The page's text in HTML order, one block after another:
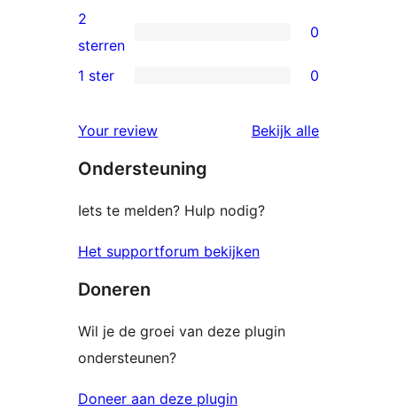
beoordelingen
3
sterren
beoordelingen
0
2
beoordelingen
2
sterren
0
sterren
beoordelingen
1 ster 0
Your review Bekijk alle
Ondersteuning
Iets te melden? Hulp nodig?
Het supportforum bekijken
Doneren
Wil je de groei van deze plugin
ondersteunen?
Doneer aan deze plugin